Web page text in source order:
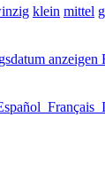
klein mittel
anzeigen
Français